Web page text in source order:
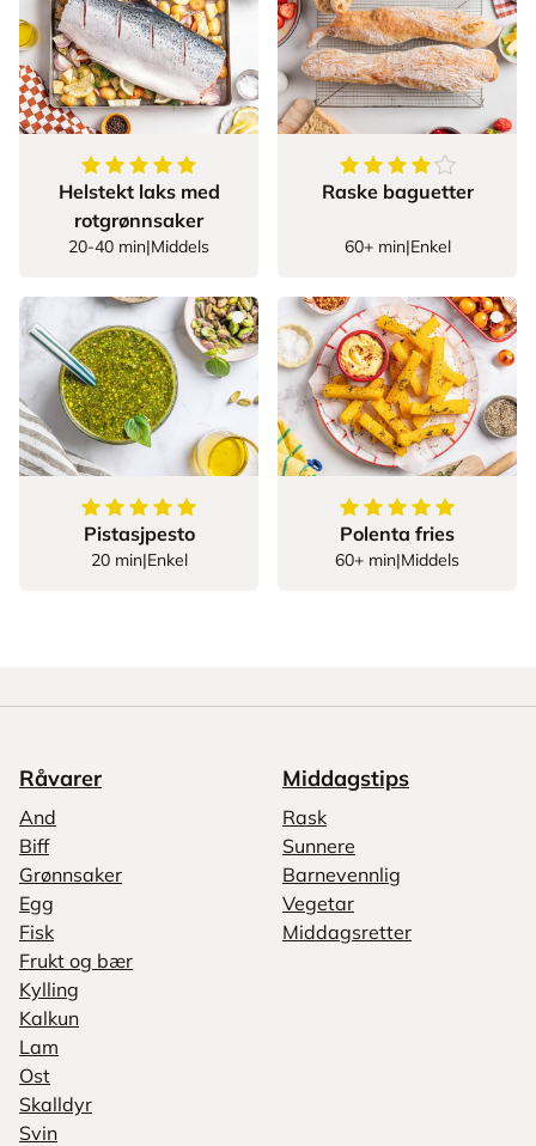
5av5stjerner
Helstekt laks med
rotgrønnsaker
20-40 min|Middels
4.5av5 stjerner
Raske baguetter
60+ min|Enkel
5av5stjerner
Pistasjpesto
20 min|Enkel
5av5stjerner
Polenta fries
60+ min|Middels
Råvarer
And
Biff
Grønnsaker
Egg
Fisk
Frukt og bær
Kylling
Kalkun
Lam
Ost
Skalldyr
Svin
Middagstips
Rask
Sunnere
Barnevennlig
Vegetar
Middagsretter